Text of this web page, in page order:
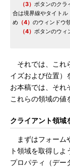
（3） ボタンのクラ
合は境界線やタイト
め （4） のウィンドウ
（4） ボタンのウィ
それでは、これ
イズおよび位置）
お本稿では、それ
これらの領域の値
クライアント領域
まずはフォーム
ト領域を取得し
プロパティ（デー